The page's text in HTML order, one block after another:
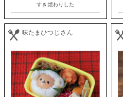
すき焼わりした
味たまひつじさん